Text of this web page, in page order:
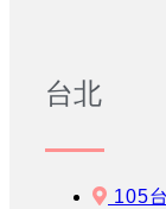
台北
105